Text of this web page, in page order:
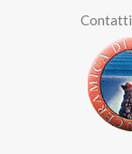
Contatti